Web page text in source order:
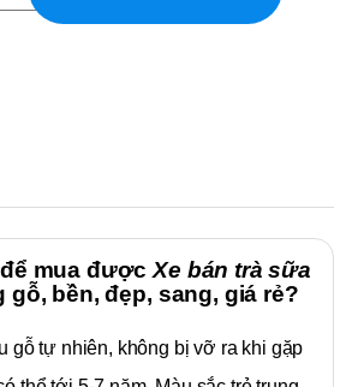
để mua đượcXe bán trà sữa
gỗ, bền, đẹp, sang, giá rẻ?
gỗ tự nhiên, không bị vỡ ra khi gặp